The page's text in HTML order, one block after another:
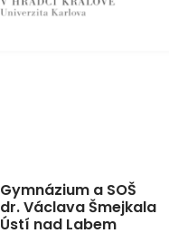
Gymnázium a SOŠ
dr. Václava Šmejkala
Ústí nad Labem